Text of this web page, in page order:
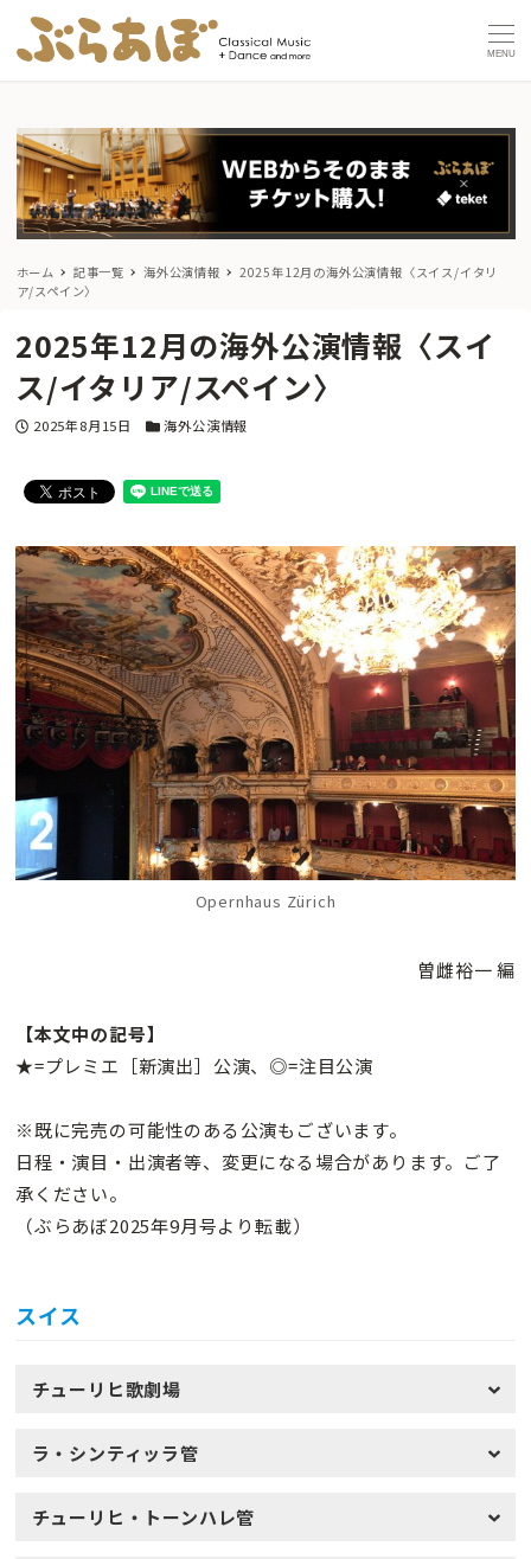
MENU
ホーム 記事一覧 海外公演情報
2025年12月の海外公演情報〈スイス/イタリ
ア/スペイン〉
2025年12月の海外公演情報〈スイ
ス/イタリア/スペイン〉
投稿日
2025年8月15日 カテゴリー
海外公演情報
Opernhaus Zürich
曽雌裕一 編
【本文中の記号】
★=プレミエ［新演出］公演、◎=注目公演
※既に完売の可能性のある公演もございます。
日程・演目・出演者等、変更になる場合があります。ご了
承ください。
（ぶらあぼ2025年9月号より転載）
スイス
チューリヒ歌劇場
ラ・シンティッラ管
チューリヒ・トーンハレ管